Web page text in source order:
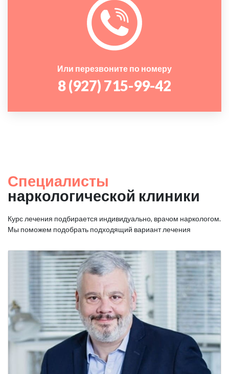
Или перезвоните по номеру
8 (927) 715-99-42
Специалисты
наркологической клиники
Курс лечения подбирается индивидуально, врачом наркологом.
Мы поможем подобрать подходящий вариант лечения